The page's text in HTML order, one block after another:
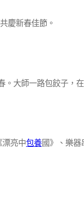
慶新春佳節。
。大師一路包餃子，
漂亮中包養國》、樂器